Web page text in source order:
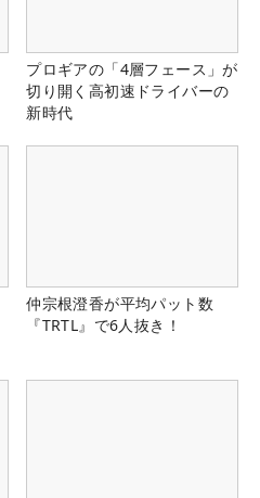
プロギアの「4層フェース」が
切り開く高初速ドライバーの
新時代
仲宗根澄香が平均パット数
『TRTL』で6人抜き！